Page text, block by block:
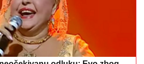
SE DA DONOSI ZDRAVLJE I
Svetu Petku Trnovu žene
kućne poslove po strani
mišića nakon treninga: Evo šta